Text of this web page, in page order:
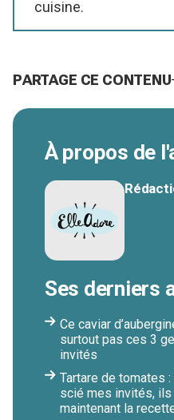
cuisine.
PARTAGE CE CONTENU
À propos de
Ses derniers
Ce caviar
surtout pas ces 3
invités
Tartare de tomates
scié mes invités,
maintenant la